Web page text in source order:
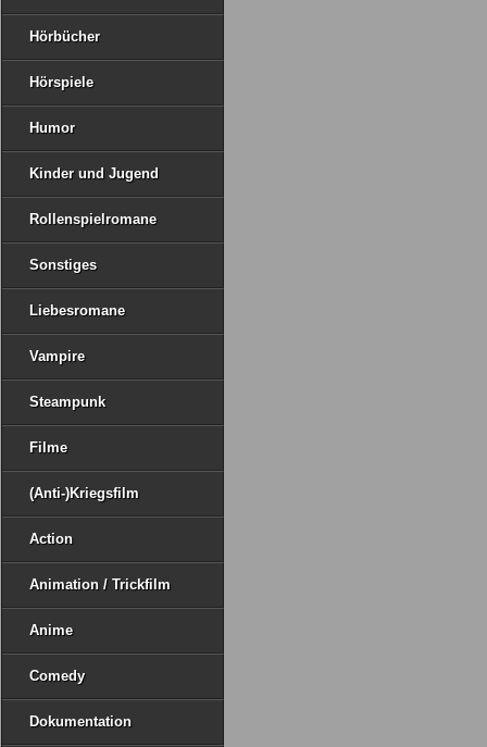
Hörbücher
Hörspiele
Humor
Kinder und Jugend
Rollenspielromane
Sonstiges
Liebesromane
Vampire
Steampunk
Filme
(Anti-)Kriegsfilm
Action
Animation / Trickfilm
Anime
Comedy
Dokumentation